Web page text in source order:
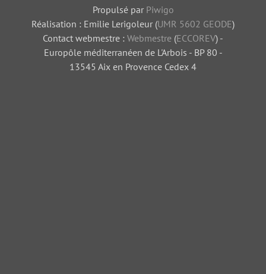
Propulsé par Piwigo
Réalisation : Emilie Lerigoleur (UMR 5602 GEODE)
Contact webmestre : Webmestre (ECCOREV) -
Europôle méditerranéen de L'Arbois - BP 80 -
13545 Aix en Provence Cedex 4